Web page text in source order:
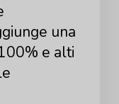
una
e alti